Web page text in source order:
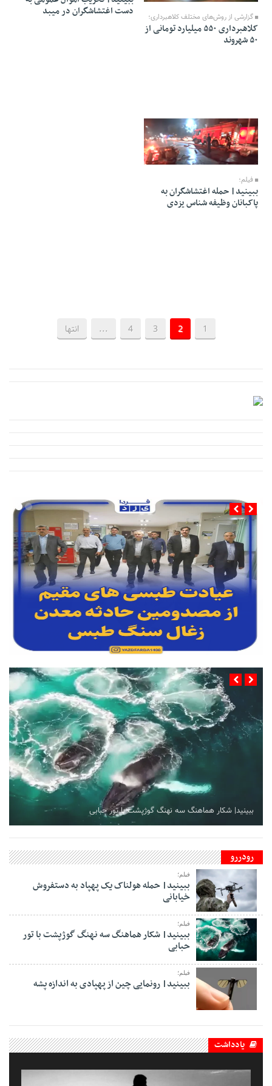
گزارشی از روش‌های مختلف کلاهبرداری؛
کلاهبرداری ۵۵۰ میلیارد تومانی از
۵۰ شهروند
دست اغتشاشگران در میبد
21 Dey 1404 - 13:55
فیلم؛
ببینید| حمله اغتشاشگران به
پاکبانان وظیفه شناس یزدی
1
2
3
4
... انتها
عیادت طبسی های مقیم از مصدومین حادثه معدن زغال سنگ طبس
عصر امروز رحیمی زاده معاون دادگستری استان، قاسمیان رییس انجمن
حسابداران استان، دکتر عبداللهی رییس اسبق بیمارستان افشار، طلایی فرما
...
ببینید| شکار هماهنگ سه نهنگ گوژپشت با تور حبابی
رودررو
فیلم؛
ببینید| حمله هولناک یک پهپاد به دستفروش
خیابانی
فیلم؛
ببینید| شکار هماهنگ سه نهنگ گوژپشت با تور
حبابی
فیلم؛
ببینید| رونمایی چین از پهپادی به اندازه پشه
یادداشت